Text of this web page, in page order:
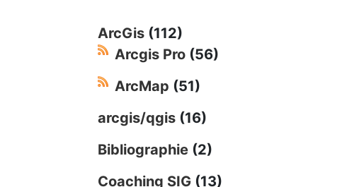
ArcGis (112)
Arcgis Pro (56)
ArcMap (51)
arcgis/qgis (16)
Bibliographie (2)
Coaching SIG (13)